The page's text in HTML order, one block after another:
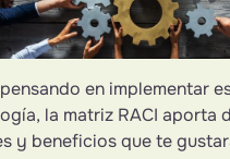
en implementar
la matriz RACI aporta
y beneficios que te